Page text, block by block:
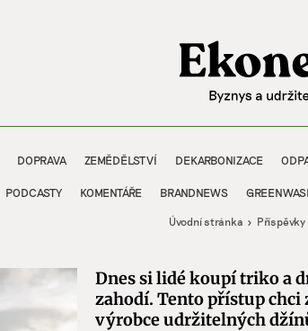
DOPRAVA ZEMĚDĚLSTVÍ DEKARBONIZACE
PODCASTY KOMENTÁŘE BRANDNEWS
Úvodní stránka Příspěvky
Dnes si lidé koupí triko a
zahodí. Tento přístup
výrobce udržitelných